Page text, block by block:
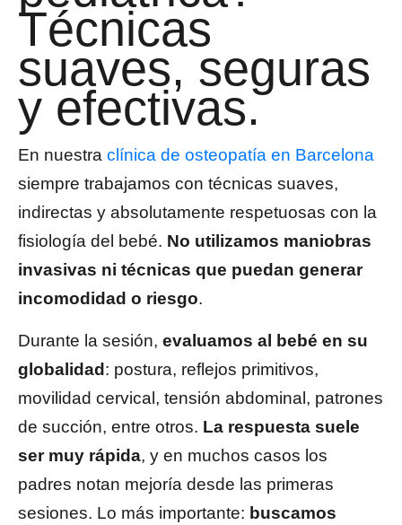
Técnicas
suaves, seguras
y efectivas.
En nuestra clínica de osteopatía en Barcelona
siempre trabajamos con técnicas suaves,
indirectas y absolutamente respetuosas con la
fisiología del bebé. No utilizamos maniobras
invasivas ni técnicas que puedan generar
incomodidad o riesgo.
Durante la sesión, evaluamos al bebé en su
globalidad: postura, reflejos primitivos,
movilidad cervical, tensión abdominal, patrones
de succión, entre otros. La respuesta suele
ser muy rápida, y en muchos casos los
padres notan mejoría desde las primeras
sesiones. Lo más importante: buscamos